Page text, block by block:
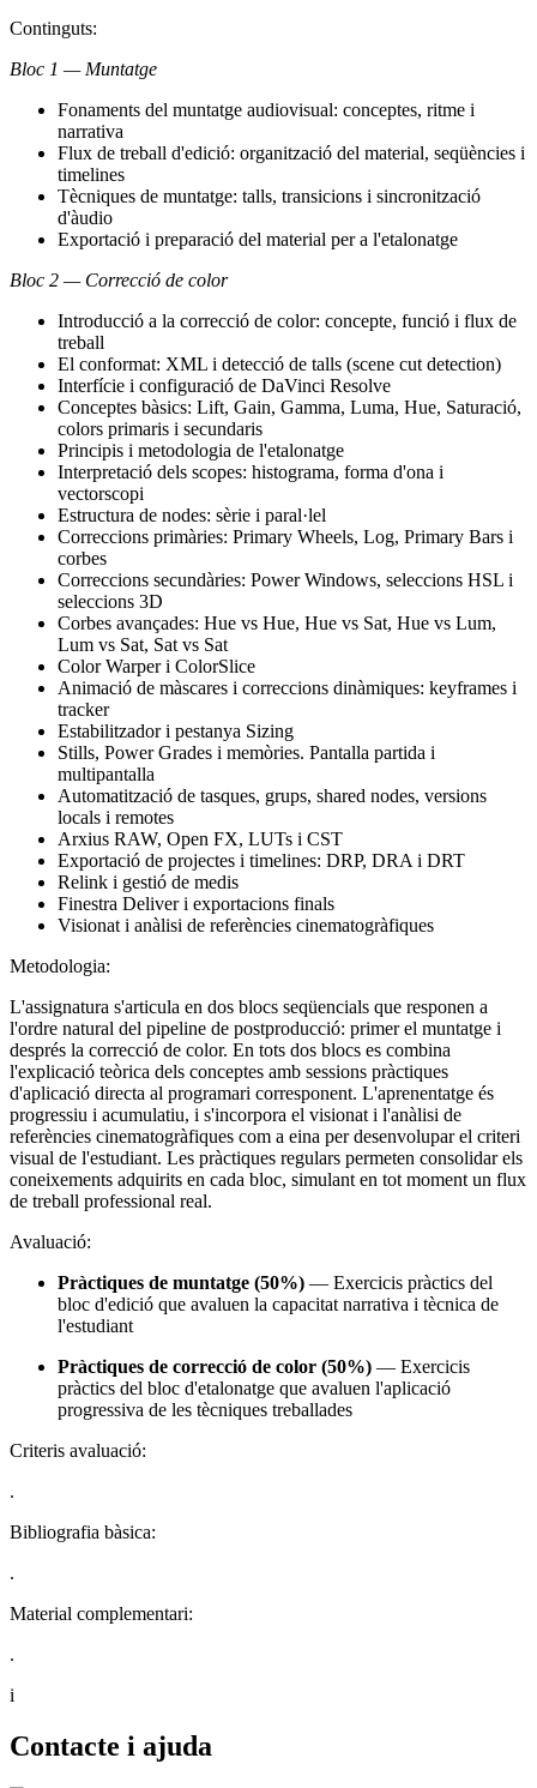
Continguts:
Bloc 1 — Muntatge
Fonaments del muntatge audiovisual: conceptes, ritme i
narrativa
Flux de treball d'edició: organització del material, seqüències i
timelines
Tècniques de muntatge: talls, transicions i sincronització
d'àudio
Exportació i preparació del material per a l'etalonatge
Bloc 2 — Correcció de color
Introducció a la correcció de color: concepte, funció i flux de
treball
El conformat: XML i detecció de talls (scene cut detection)
Interfície i configuració de DaVinci Resolve
Conceptes bàsics: Lift, Gain, Gamma, Luma, Hue, Saturació,
colors primaris i secundaris
Principis i metodologia de l'etalonatge
Interpretació dels scopes: histograma, forma d'ona i
vectorscopi
Estructura de nodes: sèrie i paral·lel
Correccions primàries: Primary Wheels, Log, Primary Bars i
corbes
Correccions secundàries: Power Windows, seleccions HSL i
seleccions 3D
Corbes avançades: Hue vs Hue, Hue vs Sat, Hue vs Lum,
Lum vs Sat, Sat vs Sat
Color Warper i ColorSlice
Animació de màscares i correccions dinàmiques: keyframes i
tracker
Estabilitzador i pestanya Sizing
Stills, Power Grades i memòries. Pantalla partida i
multipantalla
Automatització de tasques, grups, shared nodes, versions
locals i remotes
Arxius RAW, Open FX, LUTs i CST
Exportació de projectes i timelines: DRP, DRA i DRT
Relink i gestió de medis
Finestra Deliver i exportacions finals
Visionat i anàlisi de referències cinematogràfiques
Metodologia:
L'assignatura s'articula en dos blocs seqüencials que responen a
l'ordre natural del pipeline de postproducció: primer el muntatge i
després la correcció de color. En tots dos blocs es combina
l'explicació teòrica dels conceptes amb sessions pràctiques
d'aplicació directa al programari corresponent. L'aprenentatge és
progressiu i acumulatiu, i s'incorpora el visionat i l'anàlisi de
referències cinematogràfiques com a eina per desenvolupar el criteri
visual de l'estudiant. Les pràctiques regulars permeten consolidar els
coneixements adquirits en cada bloc, simulant en tot moment un flux
de treball professional real.
Avaluació:
Pràctiques de muntatge (50%) — Exercicis pràctics del
bloc d'edició que avaluen la capacitat narrativa i tècnica de
l'estudiant
Pràctiques de correcció de color (50%) — Exercicis
pràctics del bloc d'etalonatge que avaluen l'aplicació
progressiva de les tècniques treballades
Criteris avaluació:
.
Bibliografia bàsica:
.
Material complementari:
.
i
Contacte i ajuda